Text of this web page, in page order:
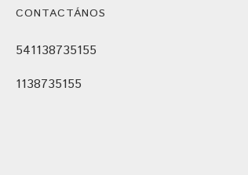
CONTACTÁNOS
541138735155
1138735155